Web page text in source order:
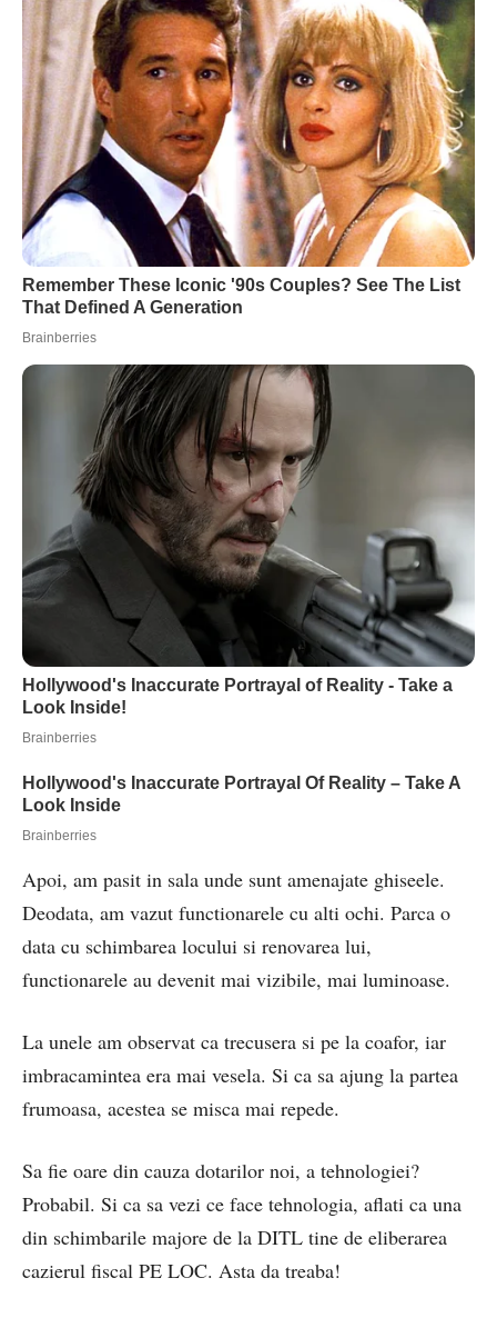
Apoi, am pasit in sala unde sunt amenajate ghiseele.
Deodata, am vazut functionarele cu alti ochi. Parca o
data cu schimbarea locului si renovarea lui,
functionarele au devenit mai vizibile, mai luminoase.
La unele am observat ca trecusera si pe la coafor, iar
imbracamintea era mai vesela. Si ca sa ajung la partea
frumoasa, acestea se misca mai repede.
Sa fie oare din cauza dotarilor noi, a tehnologiei?
Probabil. Si ca sa vezi ce face tehnologia, aflati ca una
din schimbarile majore de la DITL tine de eliberarea
cazierul fiscal PE LOC. Asta da treaba!